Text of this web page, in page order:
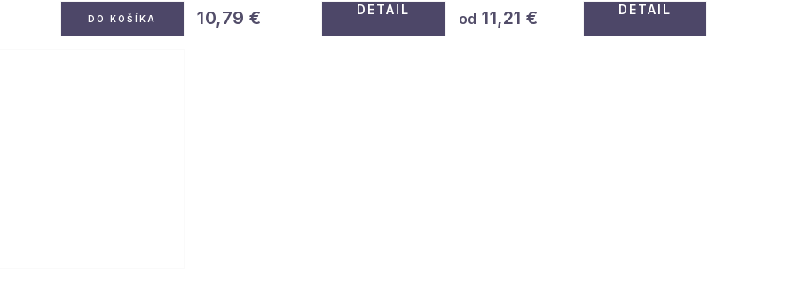
DO KOŠÍKA 10,79 € DETAIL
od 11,21 € DETAIL